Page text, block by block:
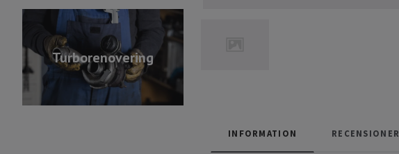
Turborenovering
INFORMATION RECENSIONER